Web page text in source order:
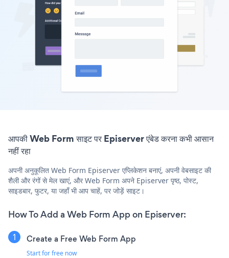
आपकी Web Form साइट पर Episerver एंबेड करना कभी आसान
नहीं रहा
अपनी अनुकूलित Web Form Episerver एप्लिकेशन बनाएं, अपनी वेबसाइट की
शैली और रंगों से मेल खाएं, और Web Form अपने Episerver पृष्ठ, पोस्ट,
साइडबार, फुटर, या जहाँ भी आप चाहें, पर जोड़ें साइट।
How To Add a Web Form App on Episerver:
Create a Free Web Form App
Start for free now